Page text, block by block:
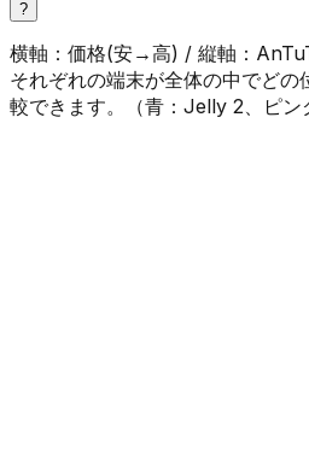
?
横軸：価格(安→高) / 縦軸：
それぞれの端末が全体の中でどの
較できます。（青 ： Jelly 2 ピン